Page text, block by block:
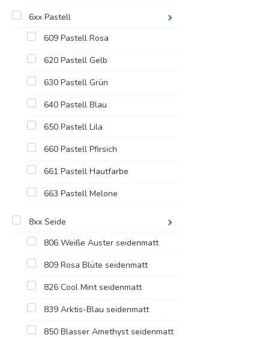
6xx Pastell
609 Pastell Rosa
620 Pastell Gelb
630 Pastell Grün
640 Pastell Blau
650 Pastell Lila
660 Pastell Pfirsich
661 Pastell Hautfarbe
663 Pastell Melone
8xx Seide
806 Weiße Auster seidenmatt
809 Rosa Blüte seidenmatt
826 Cool Mint seidenmatt
839 Arktis-Blau seidenmatt
850 Blasser Amethyst seidenmatt